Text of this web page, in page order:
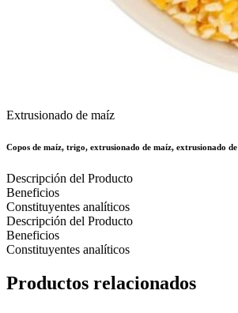
Extrusionado de maíz
Copos de maíz, trigo, extrusionado de maíz, extrusionado
Descripción del Producto
Beneficios
Constituyentes analíticos
Descripción del Producto
Beneficios
Constituyentes analíticos
Productos relacionados